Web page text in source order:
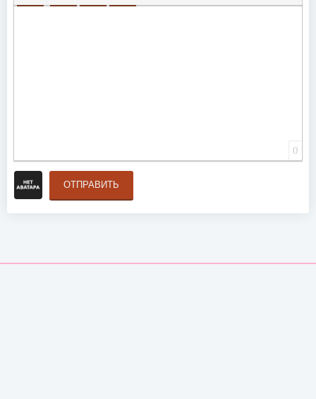
ВСТАВИТЬ СМАЙЛИК
ВСТАВКА СКРЫТОГО ТЕКСТА
ВСТАВКА ЦИТАТЫ
ВСТАВКА СПОЙЛЕРА
0
ОТПРАВИТЬ